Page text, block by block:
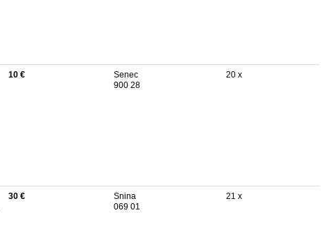
10 €
Senec
900 28
20 x
30 €
Snina
069 01
21 x